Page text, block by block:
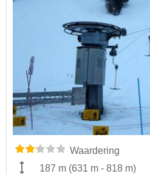
Waardering
187 m (631 m - 818 m)